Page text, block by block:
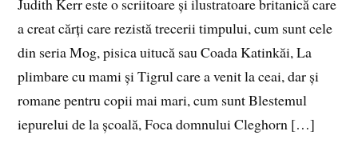
Judith Kerr este o scriitoare și ilustratoare britanică care
a creat cărți care rezistă trecerii timpului, cum sunt cele
din seria Mog, pisica uitucă sau Coada Katinkăi, La
plimbare cu mami și Tigrul care a venit la ceai, dar și
romane pentru copii mai mari, cum sunt Blestemul
iepurelui de la școală, Foca domnului Cleghorn […]